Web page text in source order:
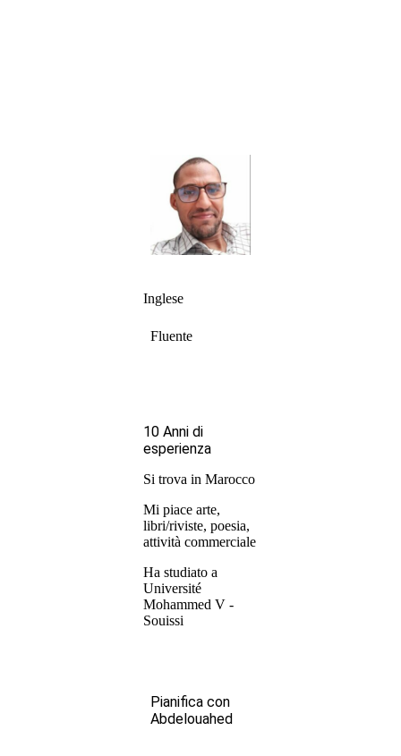
Inglese
Fluente
10 Anni di
esperienza
Si trova in Marocco
Mi piace arte,
libri/riviste, poesia,
attività commerciale
Ha studiato a
Université
Mohammed V -
Souissi
Pianifica con
Abdelouahed